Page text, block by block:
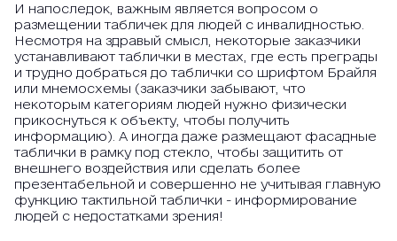
И напоследок, важным является вопросом о
размещении табличек для людей с инвалидностью.
Несмотря на здравый смысл, некоторые заказчики
устанавливают таблички в местах, где есть преграды
и трудно добраться до таблички со шрифтом Брайля
или мнемосхемы (заказчики забывают, что
некоторым категориям людей нужно физически
прикоснуться к объекту, чтобы получить
информацию). А иногда даже размещают фасадные
таблички в рамку под стекло, чтобы защитить от
внешнего воздействия или сделать более
презентабельной и совершенно не учитывая главную
функцию тактильной таблички - информирование
людей с недостатками зрения!